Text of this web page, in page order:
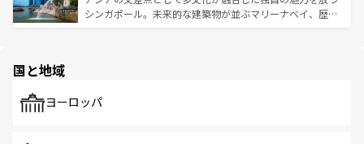
た文化、そして多様な観光資源が、訪れる旅人を魅了し続
うな絶景から文化的な体験まで、香港を存分に楽しみ尽く
シンガポール。未来的な建築物が並ぶマリーナベイ、歴史
で、ホーカーズは地元の風情を楽しめる外せないスポット
国と地域
ヨーロッパ